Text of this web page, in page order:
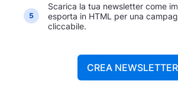
5
Scarica la tua newsletter come
esporta in HTML per una
cliccabile.
CREA NEWSLETTER